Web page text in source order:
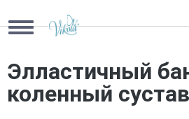
Элластичный
коленный